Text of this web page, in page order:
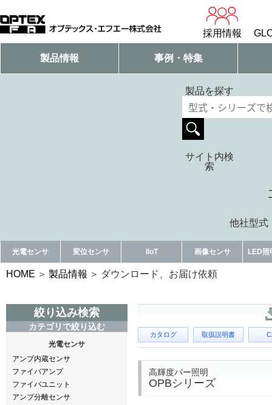
採用情報
製品情報 事例・特集
製品を探す
サイト内検
索
他社型式
光電センサ 変位センサ IIoT 画像センサ LED照
HOME 製品情報 ダウンロード、お届け依頼
絞り込み検索
カテゴリで絞り込む
光電センサ
アンプ内蔵センサ
ファイバアンプ
ファイバユニット
アンプ分離センサ
カタログ 取扱説明書
高輝度バー照明
OPBシリーズ